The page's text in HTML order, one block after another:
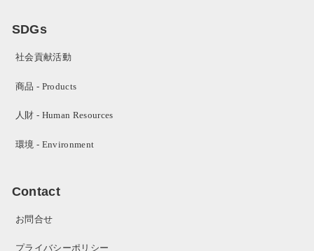
SDGs
社会貢献活動
商品 - Products
人財 - Human Resources
環境 - Environment
Contact
お問合せ
プライバシーポリシー